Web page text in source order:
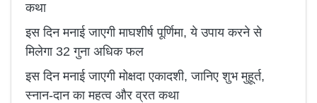
कथा
इस दिन मनाई जाएगी माघशीर्ष पूर्णिमा, ये उपाय करने से
मिलेगा 32 गुना अधिक फल
इस दिन मनाई जाएगी मोक्षदा एकादशी, जानिए शुभ मुहूर्त,
स्नान-दान का महत्व और व्रत कथा